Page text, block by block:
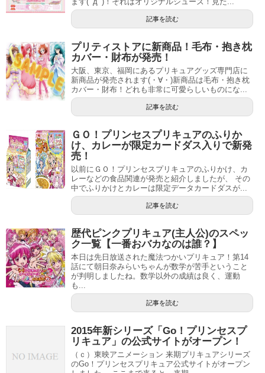
記事を読む
プリティストアに新商品！毛布・抱き枕
カバー・財布が発売！
大阪、東京、福岡にあるプリキュアグッズ専門店に
新商品が発売されます(・∀・)新商品は毛布・抱き枕
カバー・財布！どれも非常に可愛らしいものにな...
記事を読む
ＧＯ！プリンセスプリキュアのふりか
け、カレーが限定カードダス入りで新発
売！
以前にＧＯ！プリンセスプリキュアのふりかけ、カ
レーなどの食品関連が発売と紹介しましたが、 その
中でふりかけとカレーは限定データカードダスが...
記事を読む
歴代ピンクプリキュア(主人公)のスペッ
ク一覧【一番おバカなのは誰？】
本日は先日放送された魔法つかいプリキュア！第14
話にて朝日奈みらいちゃんが数学が苦手ということ
が判明しましたね。数学以外の成績は良く、運動
も...
記事を読む
2015年新シリーズ「Go！プリンセスプ
リキュア」の公式サイトがオープン！
（ｃ）東映アニメーション 来期プリキュアシリーズ
のGo！プリンセスプリキュア公式サイトがオープン